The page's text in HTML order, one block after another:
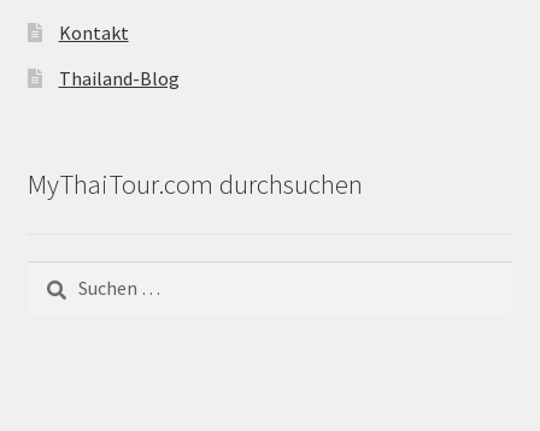
Kontakt
Thailand-Blog
MyThaiTour.com durchsuchen
Suchen
nach: